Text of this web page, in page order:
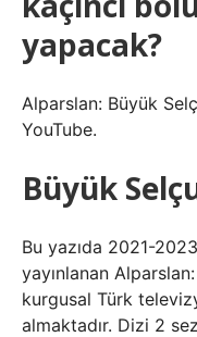
yapacak?
Alparslan: Büyük
YouTube.
Büyük
Bu yazıda 2021-2023
yayınlanan
kurgusal Türk
almaktadır. Dizi 2